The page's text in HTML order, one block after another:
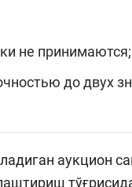
не принимаются;
до двух
аукцион